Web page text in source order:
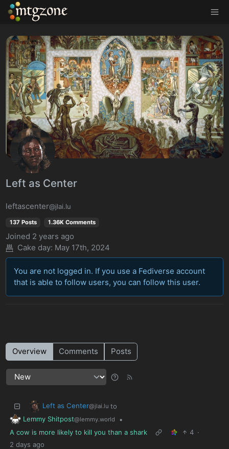
MTGZone
Left as Center
leftascenter@jlai.lu
137 Posts 1.36K Comments
Joined 2 years ago
Cake day: May 17th, 2024
You are not logged in. If you use a Fediverse account
that is able to follow users, you can follow this user.
Overview Comments Posts
Left as Center@jlai.lu to
Lemmy Shitpost@lemmy.world
•
A cow is more likely to kill you than a shark
4 ·
2 days ago